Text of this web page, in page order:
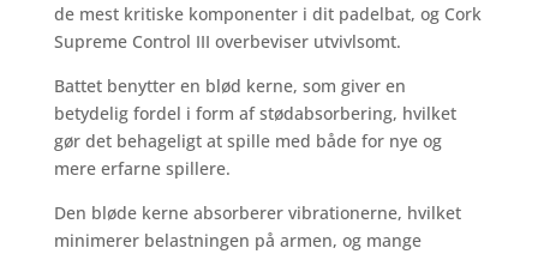
de mest kritiske komponenter i dit padelbat, og Cork
Supreme Control III overbeviser utvivlsomt.
Battet benytter en blød kerne, som giver en
betydelig fordel i form af stødabsorbering, hvilket
gør det behageligt at spille med både for nye og
mere erfarne spillere.
Den bløde kerne absorberer vibrationerne, hvilket
minimerer belastningen på armen, og mange